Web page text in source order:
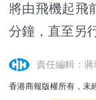
將由飛機起飛
分鐘，直至另
責任編輯：蔣
香港商報版權所有，未